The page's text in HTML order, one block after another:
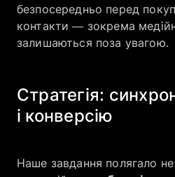
безпосередньо перед
контакти — зокрема
залишаються поза увагою.
Стратегія:
і конверсію
Наше завдання полягало не